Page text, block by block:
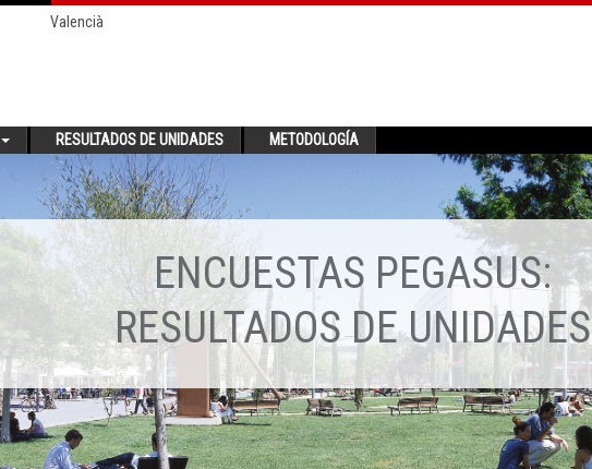
Valencià
RESULTADOS DE UNIDADES METODOLOGÍA
ENCUESTAS PEGASUS:
RESULTADOS DE UNIDADES